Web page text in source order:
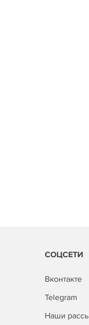
СОЦСЕТИ
Вконтакте
Telegram
Наши